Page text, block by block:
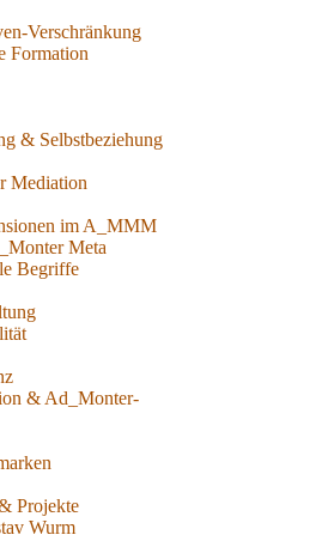
Verschränkung
Formation
& Selbstbeziehung
Mediation
im A_MMM
Meta
Begriffe
& Ad_Monter-
Projekte
Wurm